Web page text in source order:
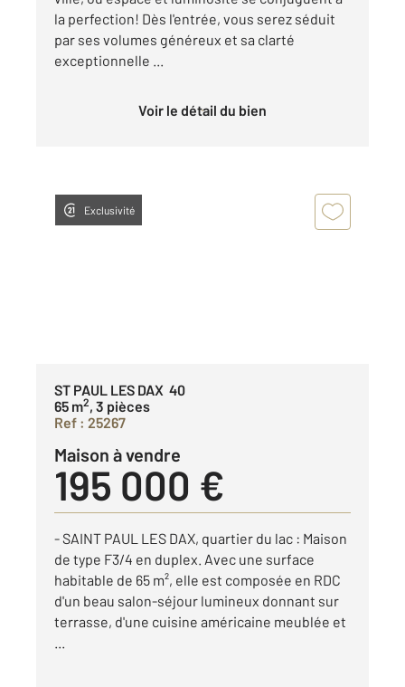
la perfection! Dès l'entrée, vous serez séduit
par ses volumes généreux et sa clarté
exceptionnelle ...
Voir le détail du bien
Exclusivité
ST PAUL LES DAX 40
65 m2, 3 pièces
Ref : 25267
Maison à vendre
195 000 €
- SAINT PAUL LES DAX, quartier du lac : Maison
de type F3/4 en duplex. Avec une surface
habitable de 65 m², elle est composée en RDC
d'un beau salon-séjour lumineux donnant sur
terrasse, d'une cuisine américaine meublée et